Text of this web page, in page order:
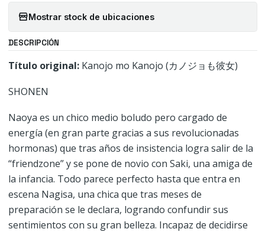
Mostrar stock de ubicaciones
DESCRIPCIÓN
Título original:Kanojo mo Kanojo (カノジョも彼女)
SHONEN
Naoya es un chico medio boludo pero cargado de
energía (en gran parte gracias a sus revolucionadas
hormonas) que tras años de insistencia logra salir de la
“friendzone” y se pone de novio con Saki, una amiga de
la infancia. Todo parece perfecto hasta que entra en
escena Nagisa, una chica que tras meses de
preparación se le declara, logrando confundir sus
sentimientos con su gran belleza. Incapaz de decidirse